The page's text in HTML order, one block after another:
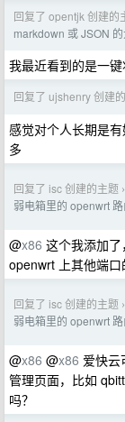
回复了 opentjk 创建的
markdown 或 JSON
我最近看到的是一
回复了 ujshenry 创建
感觉对个人长期是
多
回复了 isc 创建的主题 ›
弱电箱里的 openwrt
@x86 这个我添加
openwrt 上其他端口
回复了 isc 创建的主题 ›
弱电箱里的 openwrt
@x86 @x86 爱快云
管理页面，比如
吗？